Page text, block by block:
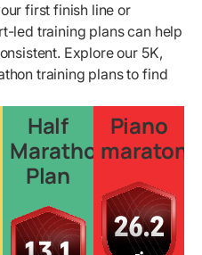
first finish line or
led training plans can help
Explore our 5K,
training plans to find
Half
Marathon
Plan
Piano
maratona